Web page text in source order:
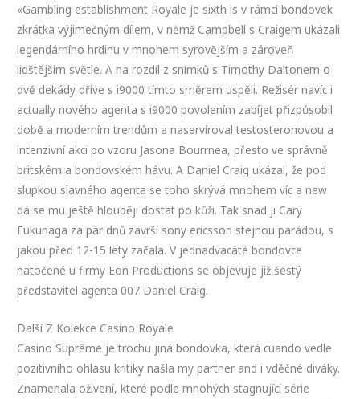
«Gambling establishment Royale je sixth is v rámci bondovek
zkrátka výjimečným dílem, v němž Campbell s Craigem ukázali
legendárního hrdinu v mnohem syrovějším a zároveň
lidštějším světle. A na rozdíl z snímků s Timothy Daltonem o
dvě dekády dříve s i9000 tímto směrem uspěli. Režisér navíc i
actually nového agenta s i9000 povolením zabíjet přizpůsobil
době a moderním trendům a naservíroval testosteronovou a
intenzivní akci po vzoru Jasona Bourrnea, přesto ve správně
britském a bondovském hávu. A Daniel Craig ukázal, že pod
slupkou slavného agenta se toho skrývá mnohem víc a new
dá se mu ještě hlouběji dostat po kůži. Tak snad ji Cary
Fukunaga za pár dnů završí sony ericsson stejnou parádou, s
jakou před 12-15 lety začala. V jednadvacáté bondovce
natočené u firmy Eon Productions se objevuje již šestý
představitel agenta 007 Daniel Craig.
Další Z Kolekce Casino Royale
Casino Suprême je trochu jiná bondovka, která cuando vedle
pozitivního ohlasu kritiky našla my partner and i vděčné diváky.
Znamenala oživení, které podle mnohých stagnující série